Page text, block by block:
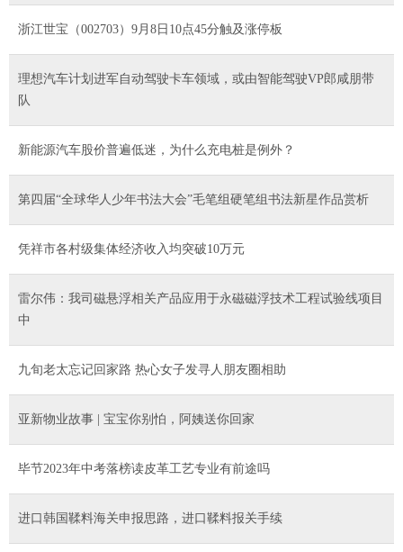
浙江世宝（002703）9月8日10点45分触及涨停板
理想汽车计划进军自动驾驶卡车领域，或由智能驾驶VP郎咸朋带
队
新能源汽车股价普遍低迷，为什么充电桩是例外？
第四届“全球华人少年书法大会”毛笔组硬笔组书法新星作品赏析
凭祥市各村级集体经济收入均突破10万元
雷尔伟：我司磁悬浮相关产品应用于永磁磁浮技术工程试验线项目
中
九旬老太忘记回家路 热心女子发寻人朋友圈相助
亚新物业故事 | 宝宝你别怕，阿姨送你回家
毕节2023年中考落榜读皮革工艺专业有前途吗
进口韩国鞣料海关申报思路，进口鞣料报关手续